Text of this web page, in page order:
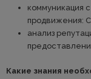
коммуникация
продвижения:
анализ
Какие знания